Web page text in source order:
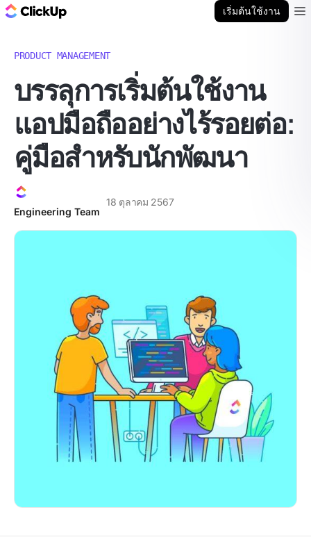
เริ่มต้นใช้งาน
PRODUCT MANAGEMENT
บรรลุการเริ่มต้นใช้งาน
แอปมือถืออย่างไร้รอยต่อ:
คู่มือสำหรับนักพัฒนา
Engineering Team
18 ตุลาคม 2567